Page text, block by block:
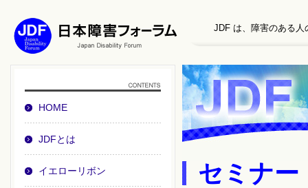
JDF は、障害のある人
HOME
JDFとは
イエローリボン セミナー